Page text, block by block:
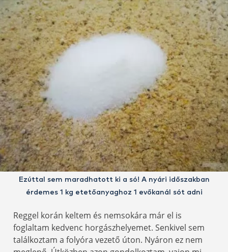
Ezúttal sem maradhatott ki a só! A nyári időszakban
érdemes 1 kg etetőanyaghoz 1 evőkanál sót adni
Reggel korán keltem és nemsokára már el is
foglaltam kedvenc horgászhelyemet. Senkivel sem
találkoztam a folyóra vezető úton. Nyáron ez nem